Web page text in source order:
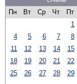
Пн
Вт Ср Чт Пт
1
4
5 6 7 8
11
12 13 14 15
18
19 20 21 22
25
26 27 28 29